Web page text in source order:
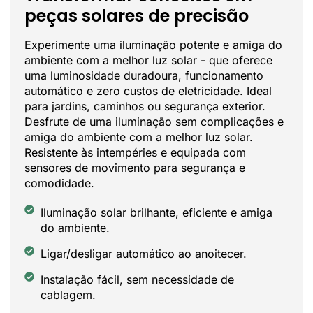
peças solares de precisão
Experimente uma iluminação potente e amiga do
ambiente com a melhor luz solar - que oferece
uma luminosidade duradoura, funcionamento
automático e zero custos de eletricidade. Ideal
para jardins, caminhos ou segurança exterior.
Desfrute de uma iluminação sem complicações e
amiga do ambiente com a melhor luz solar.
Resistente às intempéries e equipada com
sensores de movimento para segurança e
comodidade.
Iluminação solar brilhante, eficiente e amiga
do ambiente.
Ligar/desligar automático ao anoitecer.
Instalação fácil, sem necessidade de
cablagem.